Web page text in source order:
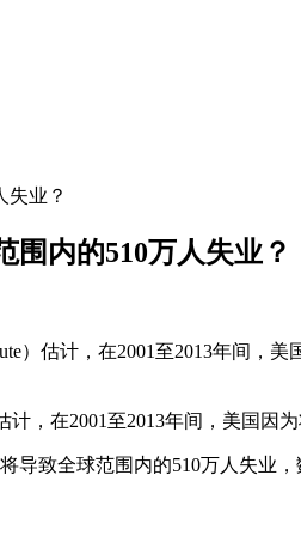
失业？
围内的510万人失业？
）估计，在2001至2013年间
计，在2001至2013年间，美国因
导致全球范围内的510万人失业